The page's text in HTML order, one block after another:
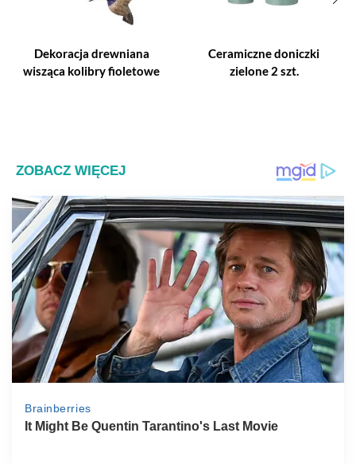
Dekoracja drewniana
wisząca kolibry fioletowe
Ceramiczne doniczki
zielone 2 szt.